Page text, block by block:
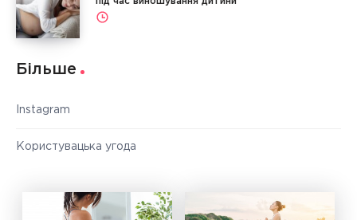
Більше
Instagram
Користувацька угода